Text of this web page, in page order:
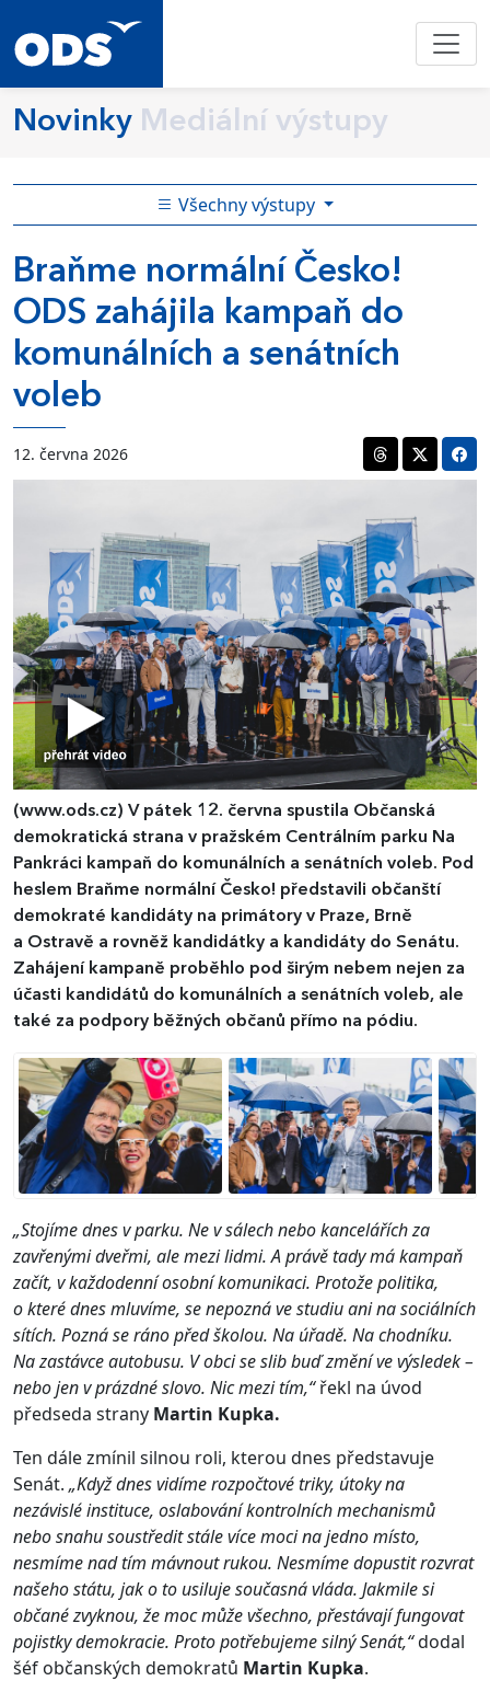
Novinky Mediální výstupy
Všechny výstupy
Braňme normální Česko!
ODS zahájila kampaň do
komunálních a senátních
voleb
12. června 2026
(www.ods.cz) V pátek 12. června spustila Občanská
demokratická strana v pražském Centrálním parku Na
Pankráci kampaň do komunálních a senátních voleb. Pod
heslem Braňme normální Česko! představili občanští
demokraté kandidáty na primátory v Praze, Brně
a Ostravě a rovněž kandidátky a kandidáty do Senátu.
Zahájení kampaně proběhlo pod širým nebem nejen za
účasti kandidátů do komunálních a senátních voleb, ale
také za podpory běžných občanů přímo na pódiu.
„Stojíme dnes v parku. Ne v sálech nebo kancelářích za
zavřenými dveřmi, ale mezi lidmi. A právě tady má kampaň
začít, v každodenní osobní komunikaci. Protože politika,
o které dnes mluvíme, se nepozná ve studiu ani na sociálních
sítích. Pozná se ráno před školou. Na úřadě. Na chodníku.
Na zastávce autobusu. V obci se slib buď změní ve výsledek –
nebo jen v prázdné slovo. Nic mezi tím,“řekl na úvod
předseda strany Martin Kupka.
Ten dále zmínil silnou roli, kterou dnes představuje
Senát. „Když dnes vidíme rozpočtové triky, útoky na
nezávislé instituce, oslabování kontrolních mechanismů
nebo snahu soustředit stále více moci na jedno místo,
nesmíme nad tím mávnout rukou. Nesmíme dopustit rozvrat
našeho státu, jak o to usiluje současná vláda. Jakmile si
občané zvyknou, že moc může všechno, přestávají fungovat
pojistky demokracie. Proto potřebujeme silný Senát,“dodal
šéf občanských demokratů Martin Kupka.